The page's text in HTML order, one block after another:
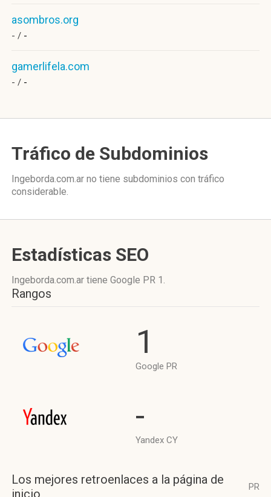
asombros.org
- / -
gamerlifela.com
- / -
Tráfico de Subdominios
Ingeborda.com.ar no tiene subdominios con tráfico
considerable.
Estadísticas SEO
Ingeborda.com.ar tiene Google PR 1.
Rangos
1
Google PR
-
Yandex CY
Los mejores retroenlaces a la página de
inicio
PR